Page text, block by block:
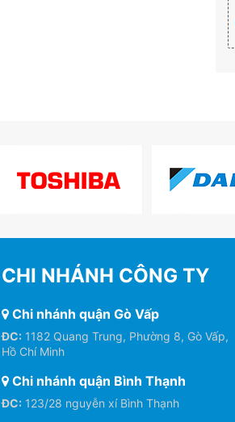
CHI NHÁNH CÔNG TY
Chi nhánh quận Gò Vấp
ĐC:1182 Quang Trung, Phường 8, Gò Vấp,
Hồ Chí Minh
Chi nhánh quận Bình Thạnh
ĐC:123/28 nguyễn xí Bình Thạnh